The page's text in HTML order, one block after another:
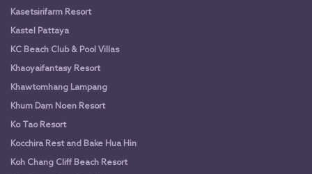
Kasetsirifarm Resort
Kastel Pattaya
KC Beach Club & Pool Villas
Khaoyaifantasy Resort
Khawtomhang Lampang
Khum Dam Noen Resort
Ko Tao Resort
Kocchira Rest and Bake Hua Hin
Koh Chang Cliff Beach Resort